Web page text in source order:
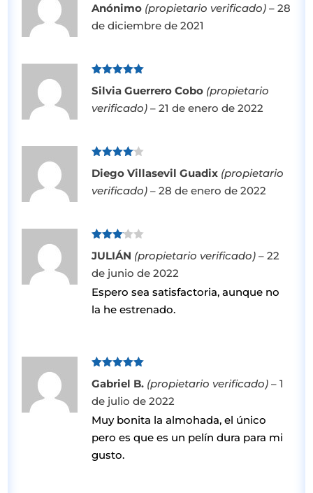
con4de
5
Anónimo (propietario verificado) – 28
de diciembre de 2021
con5de 5
Silvia Guerrero Cobo (propietario
verificado) – 21 de enero de 2022
con4de
Diego Villasevil Guadix (propietario
verificado) – 28 de enero de 2022
Valorad
o con
3de 5
JULIÁN (propietario verificado) – 22
de junio de 2022
Espero sea satisfactoria, aunque no
la he estrenado.
con5de 5
Gabriel B. (propietario verificado) – 1
de julio de 2022
Muy bonita la almohada, el único
pero es que es un pelín dura para mi
gusto.